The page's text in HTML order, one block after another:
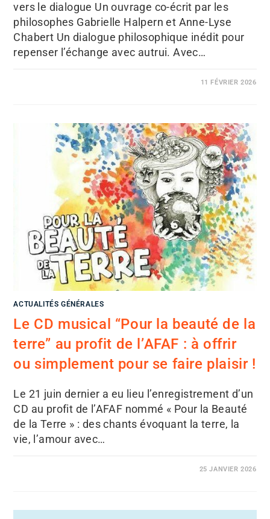
vers le dialogue Un ouvrage co-écrit par les
philosophes Gabrielle Halpern et Anne-Lyse
Chabert Un dialogue philosophique inédit pour
repenser l’échange avec autrui. Avec…
11 FÉVRIER 2026
ACTUALITÉS GÉNÉRALES
Le CD musical “Pour la beauté de la
terre” au profit de l’AFAF : à offrir
ou simplement pour se faire plaisir !
Le 21 juin dernier a eu lieu l’enregistrement d’un
CD au profit de l’AFAF nommé « Pour la Beauté
de la Terre » : des chants évoquant la terre, la
vie, l’amour avec…
25 JANVIER 2026